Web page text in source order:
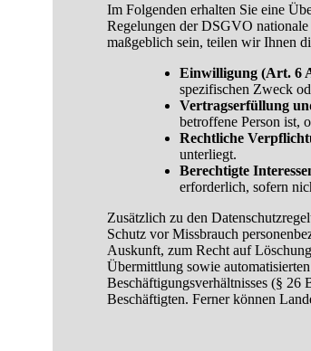
Im Folgenden erhalten Sie eine
Regelungen der DSGVO
maßgeblich sein, teilen wir Ihnen
Einwilligung (Art. 6
spezifischen Zweck
Vertragserfüllung
betroffene Person ist,
Rechtliche
unterliegt.
Berechtigte
erforderlich, sofern
Zusätzlich zu den
Schutz vor Missbrauch
Auskunft, zum Recht auf
Übermittlung sowie
Beschäftigungsverhältnisses (§
Beschäftigten. Ferner können